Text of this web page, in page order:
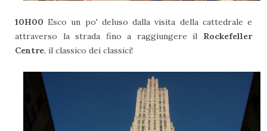
10H00 Esco un po' deluso dalla visita della cattedrale e
attraverso la strada fino a raggiungere il Rockefeller
Centre, il classico dei classici!